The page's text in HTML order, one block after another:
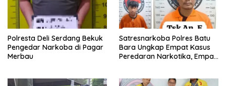
Polresta Deli Serdang Bekuk
Pengedar Narkoba di Pagar
Merbau
Satresnarkoba Polres Batu
Bara Ungkap Empat Kasus
Peredaran Narkotika, Empat